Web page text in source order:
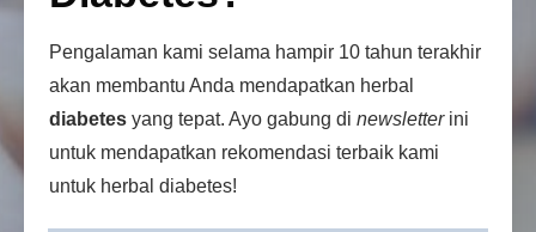
Pengalaman kami selama hampir 10 tahun terakhir
akan membantu Anda mendapatkan herbal
diabetes yang tepat. Ayo gabung di newsletterini
untuk mendapatkan rekomendasi terbaik kami
untuk herbal diabetes!